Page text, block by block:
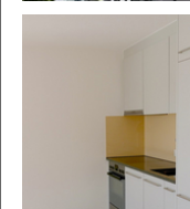
Show larger